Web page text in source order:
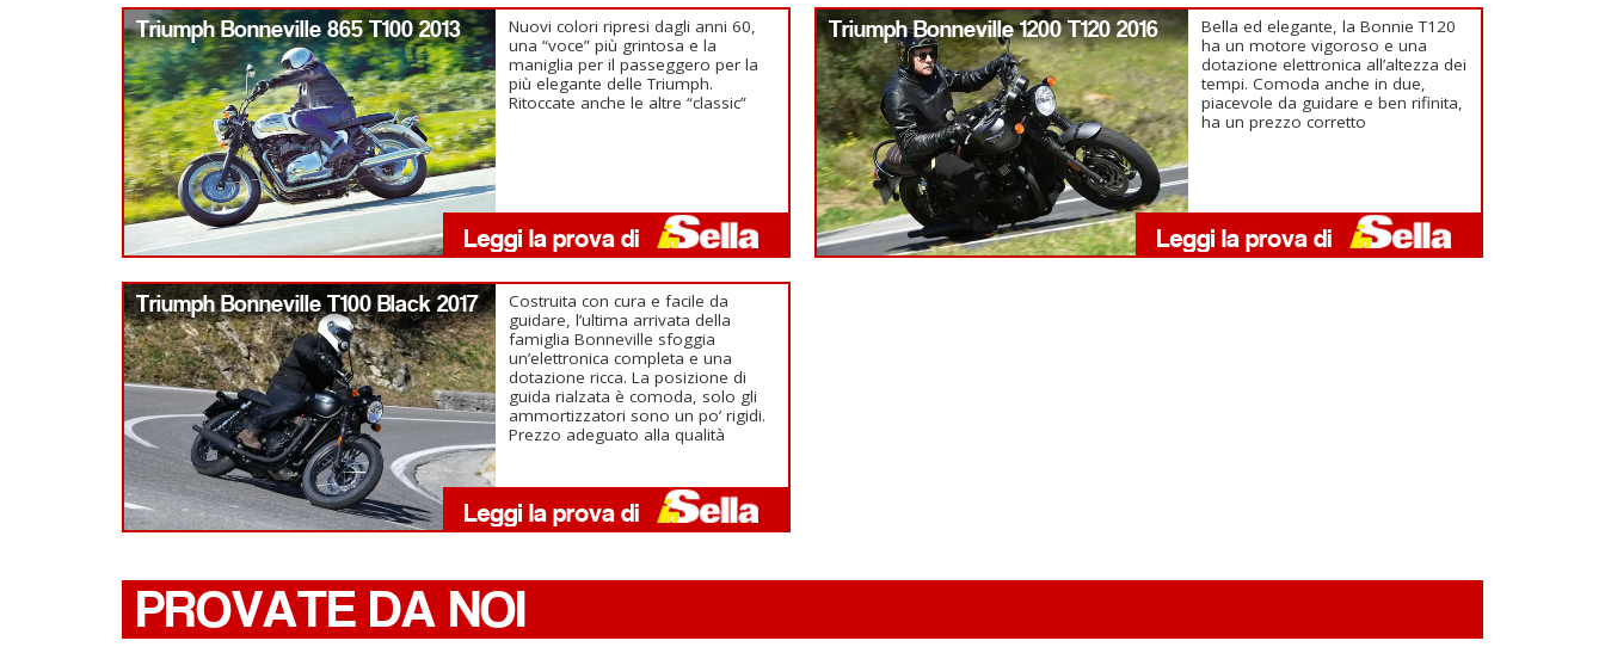
Triumph Bonneville 865 T100 2013
Nuovi colori ripresi dagli anni 60,
una “voce” più grintosa e la
maniglia per il passeggero per la
più elegante delle Triumph.
Ritoccate anche le altre “classic”
Triumph Bonneville 1200 T120 2016
Bella ed elegante, la Bonnie T120
ha un motore vigoroso e una
dotazione elettronica all’altezza dei
tempi. Comoda anche in due,
piacevole da guidare e ben rifinita,
ha un prezzo corretto
Triumph Bonneville T100 Black 2017
Costruita con cura e facile da
guidare, l’ultima arrivata della
famiglia Bonneville sfoggia
un’elettronica completa e una
dotazione ricca. La posizione di
guida rialzata è comoda, solo gli
ammortizzatori sono un po’ rigidi.
Prezzo adeguato alla qualità
PROVATE DA NOI